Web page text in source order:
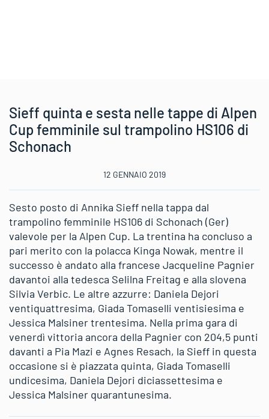
Sieff quinta e sesta nelle tappe di Alpen
Cup femminile sul trampolino HS106 di
Schonach
12 GENNAIO 2019
Sesto posto di Annika Sieff nella tappa dal
trampolino femminile HS106 di Schonach (Ger)
valevole per la Alpen Cup. La trentina ha concluso a
pari merito con la polacca Kinga Nowak, mentre il
successo è andato alla francese Jacqueline Pagnier
davantoi alla tedesca Selilna Freitag e alla slovena
Silvia Verbic. Le altre azzurre: Daniela Dejori
ventiquattresima, Giada Tomaselli ventisiesima e
Jessica Malsiner trentesima. Nella prima gara di
venerdì vittoria ancora della Pagnier con 204,5 punti
davanti a Pia Mazi e Agnes Resach, la Sieff in questa
occasione si è piazzata quinta, Giada Tomaselli
undicesima, Daniela Dejori diciassettesima e
Jessica Malsiner quarantunesima.